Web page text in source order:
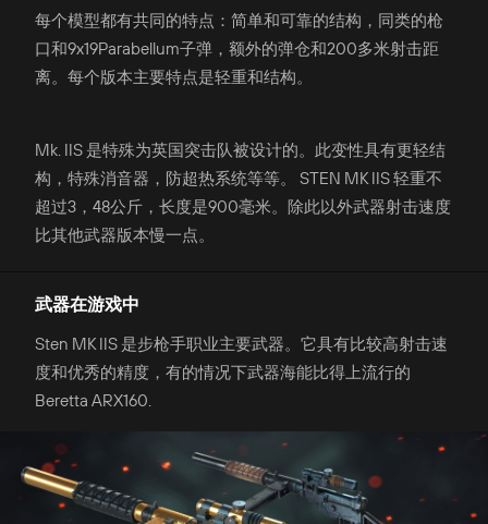
每个模型都有共同的特点：简单和可靠的结构，同类的枪
口和9x19Parabellum子弹，额外的弹仓和200多米射击距
离。每个版本主要特点是轻重和结构。
Mk. IIS 是特殊为英国突击队被设计的。此变性具有更轻结
构，特殊消音器，防超热系统等等。 STEN MK IIS 轻重不
超过3，48公斤，长度是900毫米。除此以外武器射击速度
比其他武器版本慢一点。
武器在游戏中
Sten MK IIS 是步枪手职业主要武器。它具有比较高射击速
度和优秀的精度，有的情况下武器海能比得上流行的
Beretta ARX160.